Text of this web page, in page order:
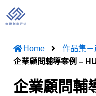
至
Home 作品集－
企業顧問輔導案例 –
企業顧問輔